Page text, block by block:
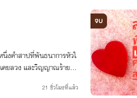
งคำสาปที่พันธนาการหัวใ
ยลวง และวิญญาณร้ายที่ไ
21 ชั่วโมงที่แล้ว
จบ